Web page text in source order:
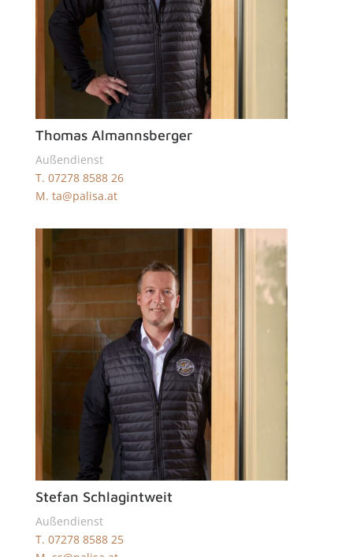
Thomas Almannsberger
Außendienst
T. 07278 8588 26
M. ta@palisa.at
Stefan Schlagintweit
Außendienst
T. 07278 8588 25